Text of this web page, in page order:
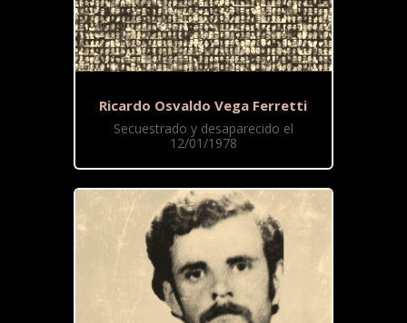
Ricardo Osvaldo Vega Ferretti
Secuestrado y desaparecido el
12/01/1978